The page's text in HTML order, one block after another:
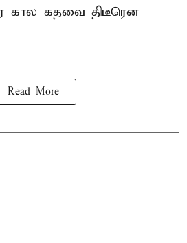
கால கதவை திடீரென
Read More